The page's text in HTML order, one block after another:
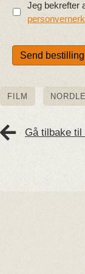
Jeg bekrefter
Send bestilling
FILM
Gå tilbake til